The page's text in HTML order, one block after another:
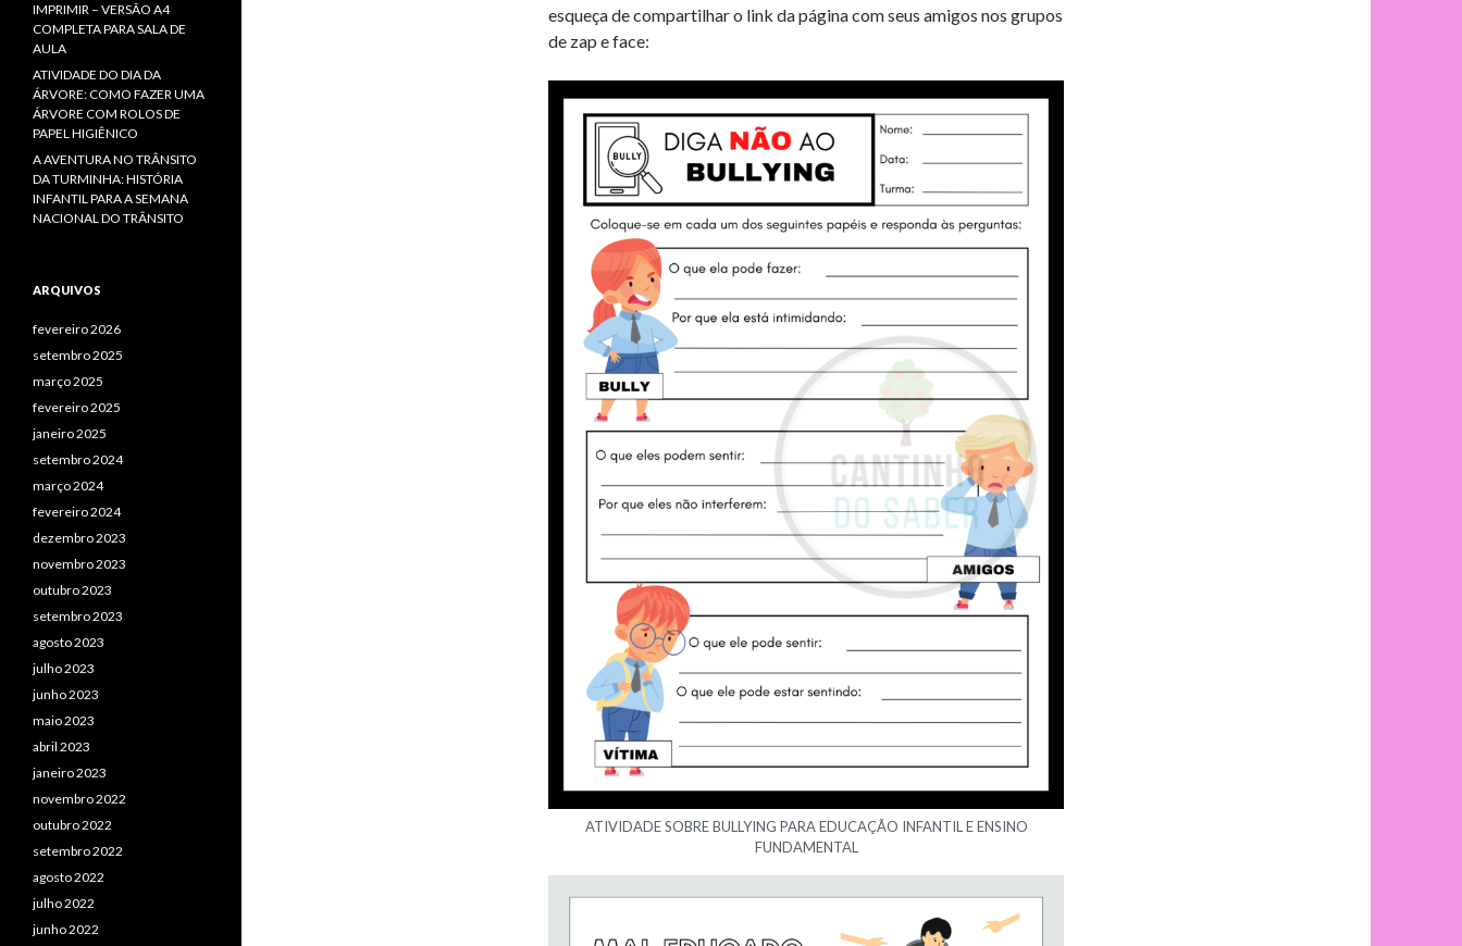
esqueça de compartilhar o link da página com seus amigos nos grupos
de zap e face:
ATIVIDADE SOBRE BULLYING PARA EDUCAÇÃO INFANTIL E ENSINO
FUNDAMENTAL
IMPRIMIR – VERSÃO A4
COMPLETA PARA SALA DE
AULA
ATIVIDADE DO DIA DA
ÁRVORE: COMO FAZER UMA
ÁRVORE COM ROLOS DE
PAPEL HIGIÊNICO
A AVENTURA NO TRÂNSITO
DA TURMINHA: HISTÓRIA
INFANTIL PARA A SEMANA
NACIONAL DO TRÂNSITO
ARQUIVOS
fevereiro 2026
setembro 2025
março 2025
fevereiro 2025
janeiro 2025
setembro 2024
março 2024
fevereiro 2024
dezembro 2023
novembro 2023
outubro 2023
setembro 2023
agosto 2023
julho 2023
junho 2023
maio 2023
abril 2023
janeiro 2023
novembro 2022
outubro 2022
setembro 2022
agosto 2022
julho 2022
junho 2022